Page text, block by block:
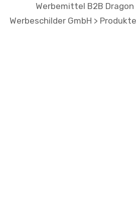
Werbemittel B2B Dragon
Werbeschilder GmbH > Produkte